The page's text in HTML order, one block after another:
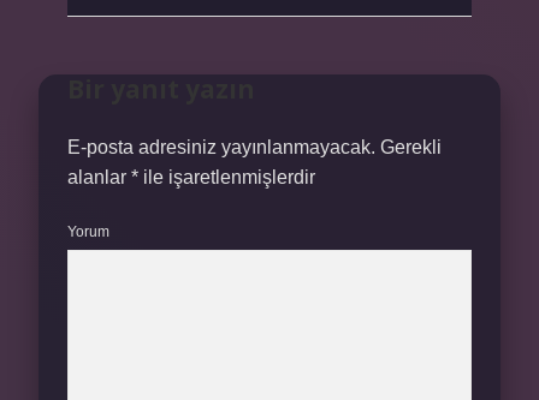
E-posta adresiniz yayınlanmayacak. Gerekli
alanlar * ile işaretlenmişlerdir
Yorum